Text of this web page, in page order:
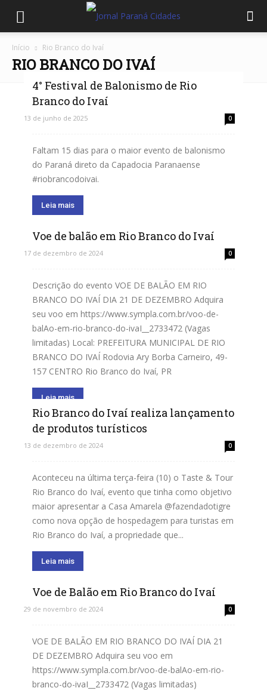
Início Rio Branco do Ivaí
RIO BRANCO DO IVAÍ
4° Festival de Balonismo de Rio
Branco do Ivaí
13 de junho de 2025 0
Faltam 15 dias para o maior evento de balonismo
do Paraná direto da Capadocia Paranaense
#riobrancodoivai.
Leia mais
Voe de balão em Rio Branco do Ivaí
17 de dezembro de 2024 0
Descrição do evento VOE DE BALÃO EM RIO
BRANCO DO IVAÍ DIA 21 DE DEZEMBRO Adquira
seu voo em https://www.sympla.com.br/voo-de-
balAo-em-rio-branco-do-ivaI__2733472 (Vagas
limitadas) Local: PREFEITURA MUNICIPAL DE RIO
BRANCO DO IVAÍ Rodovia Ary Borba Carneiro, 49-
157 CENTRO Rio Branco do Ivaí, PR
Leia mais
Rio Branco do Ivaí realiza lançamento
de produtos turísticos
13 de dezembro de 2024 0
Aconteceu na última terça-feira (10) o Taste & Tour
Rio Branco do Ivaí, evento que tinha como objetivo
maior apresentar a Casa Amarela @fazendadotigre
como nova opção de hospedagem para turistas em
Rio Branco do Ivaí, a propriedade que...
Leia mais
Voe de Balão em Rio Branco do Ivaí
29 de novembro de 2024 0
VOE DE BALÃO EM RIO BRANCO DO IVAÍ DIA 21
DE DEZEMBRO Adquira seu voo em
https://www.sympla.com.br/voo-de-balAo-em-rio-
branco-do-ivaI__2733472 (Vagas limitadas)